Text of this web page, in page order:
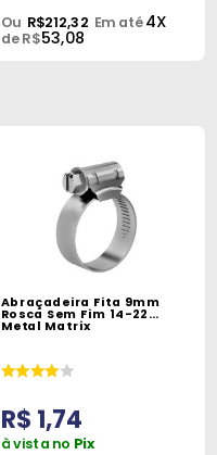
Ou R$212,32 Em até4X
de R$53,08
Abraçadeira Fita 9mm
Rosca Sem Fim 14-22
Metal Matrix
R$ 1,74
à vista no Pix